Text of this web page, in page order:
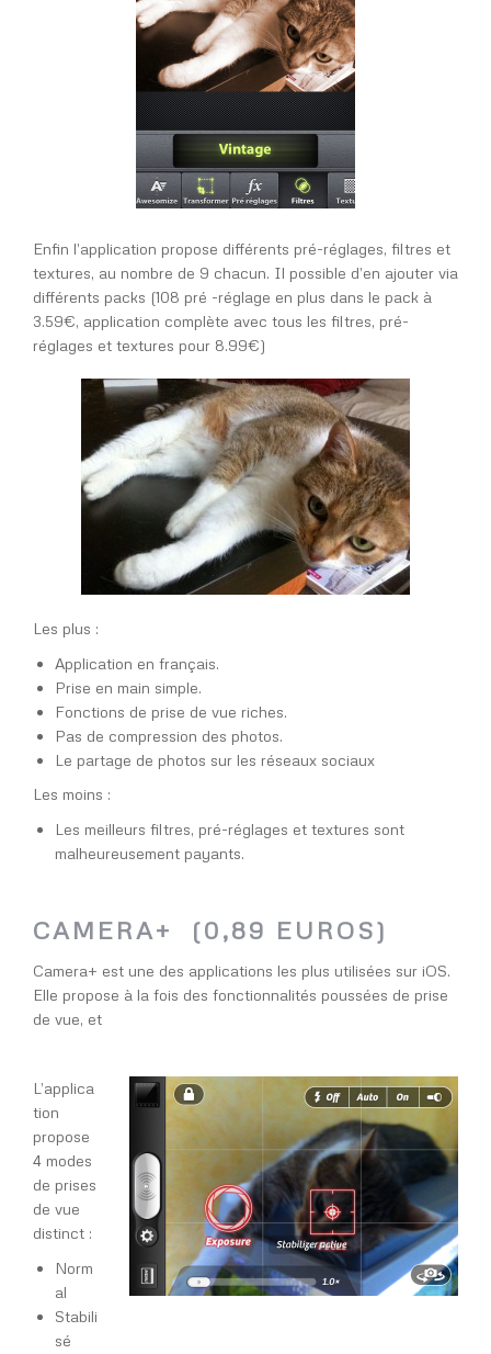
Enfin l’application propose différents pré-réglages, filtres et
textures, au nombre de 9 chacun. Il possible d’en ajouter via
différents packs (108 pré -réglage en plus dans le pack à
3.59€, application complète avec tous les filtres, pré-
réglages et textures pour 8.99€)
Les plus :
Application en français.
Prise en main simple.
Fonctions de prise de vue riches.
Pas de compression des photos.
Le partage de photos sur les réseaux sociaux
Les moins :
Les meilleurs filtres, pré-réglages et textures sont
malheureusement payants.
CAMERA+ (0,89 EUROS)
Camera+ est une des applications les plus utilisées sur iOS.
Elle propose à la fois des fonctionnalités poussées de prise
de vue, et
L’applica
tion
propose
4 modes
de prises
de vue
distinct :
Norm
al
Stabili
sé